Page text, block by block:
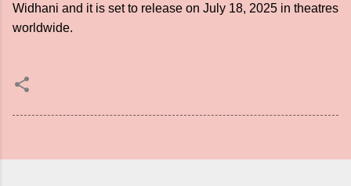
Widhani and it is set to release on July 18, 2025 in theatres
worldwide.